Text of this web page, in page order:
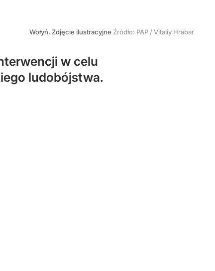
Wołyń. Zdjęcie ilustracyjne Źródło: PAP /Vitaliy Hrabar
w celu
ludobójstwa.